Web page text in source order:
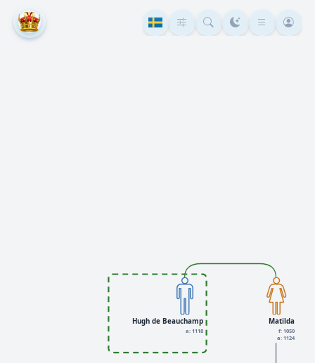
Matilda
f: 1050
a: 1124
Hugh de Beauchamp
a: 1118